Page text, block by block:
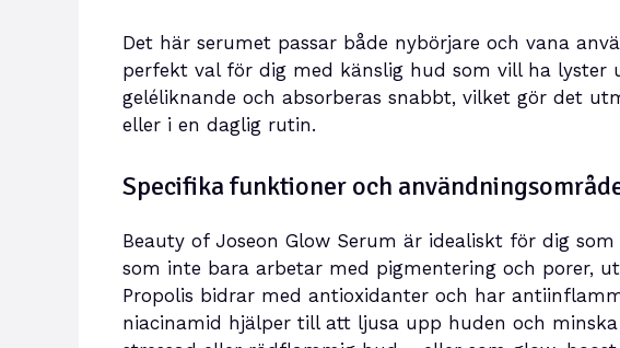
Det här serumet passar både nybörjare och vana
perfekt val för dig med känslig hud som vill ha lyster
geléliknande och absorberas snabbt, vilket gör det
eller i en daglig rutin.
Specifika funktioner och
Beauty of Joseon Glow Serum är idealiskt för dig
som inte bara arbetar med pigmentering och porer,
Propolis bidrar med antioxidanter och har
niacinamid hjälper till att ljusa upp huden och